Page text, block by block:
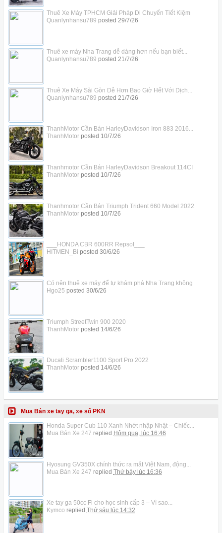
Thuê Xe Máy TPHCM Giải Pháp Di Chuyển Tiết Kiệm
Quanlynhansu789 posted 29/7/26
Thuê xe máy Nha Trang dễ dàng hơn nếu bạn biết...
Quanlynhansu789 posted 21/7/26
Thuê Xe Máy Sài Gòn Dễ Hơn Bao Giờ Hết Với Dịch...
Quanlynhansu789 posted 21/7/26
ThanhMotor Cần Bán HarleyDavidson Iron 883 2016...
ThanhMotorposted 10/7/26
Thanhmotor Cần Bán HarleyDavidson Breakout 114CI
ThanhMotorposted 10/7/26
Thanhmotor Cần Bán Triumph Trident 660 Model 2022
ThanhMotorposted 10/7/26
___HONDA CBR 600RR Repsol___
HITMEN_Bi posted 30/6/26
Có nên thuê xe máy để tự khám phá Nha Trang không
Hgo25 posted 30/6/26
Triumph StreetTwin 900 2020
ThanhMotorposted 14/6/26
Ducati Scrambler1100 Sport Pro 2022
ThanhMotorposted 14/6/26
Mua Bán xe tay ga, xe số PKN
Honda Super Cub 110 Xanh Nhớt nhập Nhật – Chiếc...
Mua Bán Xe 247 replied Hôm qua, lúc 16:46
Hyosung GV350X chính thức ra mắt Việt Nam, động...
Mua Bán Xe 247 replied Thứ bảy lúc 16:36
Xe tay ga 50cc Fi cho học sinh cấp 3 – Vì sao...
Kymco replied Thứ sáu lúc 14:32